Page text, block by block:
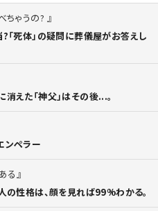
ちゃうの?
「死体」の疑問に葬儀屋がお答えし
えた「神父」はその後...。
ンペラー
る
性格は、顔を見れば99%わかる。